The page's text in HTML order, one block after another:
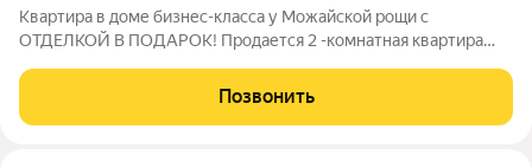
Квартира в доме бизнес-класса у Можайской рощи с
ОТДЕЛКОЙ В ПОДАРОК! Продается 2 -комнатная квартира
Шолохова 211/3. Дом расположен прямо у Можайской рощи
Позвонить